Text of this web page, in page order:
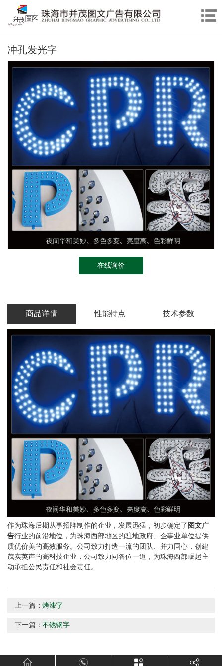
冲孔发光字
在线询价
商品详情 性能特点 技术参数
作为珠海后期从事招牌制作的企业，发展迅猛，初步确定了 图文广
告行业的前沿地位，为珠海西部地区的驻地政府、企事业单位提供
质优价美的高效服务。公司致力打造一流的团队、并力同心，创建
茂实英声的高科技企业，公司致力同各位一道，为珠海西部崛起主
动承担公民责任和社会责任。
上一篇：烤漆字
下一篇：不锈钢字